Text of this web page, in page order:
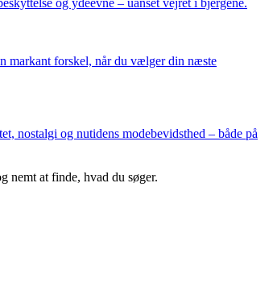
markant forskel, når du vælger din næste
nostalgi og nutidens modebevidsthed – både på
nemt at finde, hvad du søger.